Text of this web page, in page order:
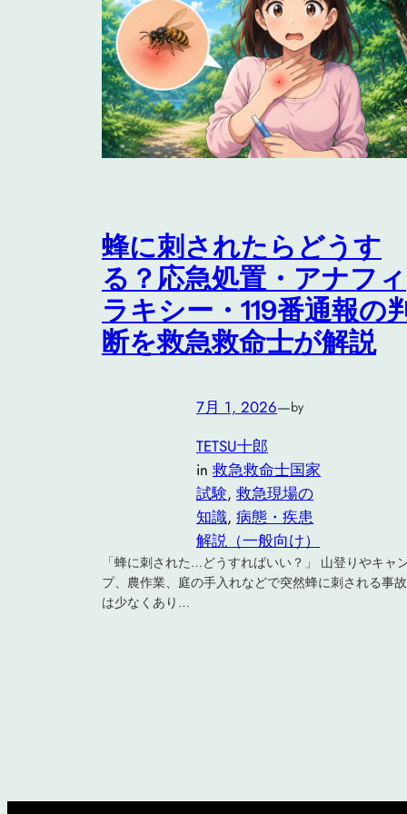
蜂に刺されたらどうす
る？応急処置・アナフィ
ラキシー・119番通報の
断を救急救命士が解説
7月 1, 2026—by
TETSU十郎
in 救急救命士国家
試験, 救急現場の
知識, 病態・疾患
解説（一般向け）
「蜂に刺された…どうすればいい？」 山登りやキャ
プ、農作業、庭の手入れなどで突然蜂に刺される事故
は少なくあり…